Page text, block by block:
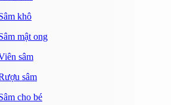
khô
mật ong
sâm
sâm
cho bé